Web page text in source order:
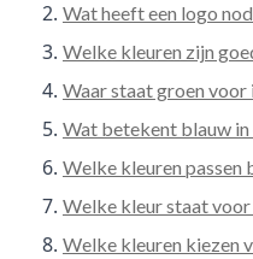
Wat heeft een logo
Welke kleuren zijn
Waar staat groen voor
Wat betekent blauw in
Welke kleuren passen
Welke kleur staat voor
Welke kleuren kiezen